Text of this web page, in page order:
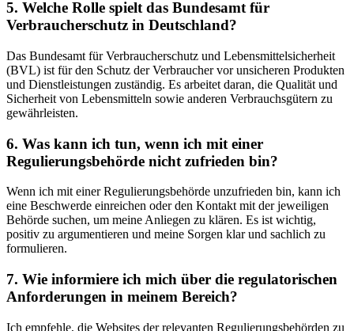
5. Welche Rolle spielt‌ das Bundesamt für
Verbraucherschutz in⁣ Deutschland?
Das Bundesamt für Verbraucherschutz und Lebensmittelsicherheit
(BVL) ist für⁤ den ‌Schutz ‍der Verbraucher vor ‌unsicheren⁤ Produkten‌
und ‍Dienstleistungen zuständig. Es arbeitet daran, die Qualität und
Sicherheit⁤ von⁤ Lebensmitteln sowie anderen Verbrauchsgütern zu
gewährleisten.
6. Was kann‌ ich tun, wenn​ ich‍ mit einer⁣
Regulierungsbehörde nicht ⁣zufrieden⁤ bin?
Wenn ich mit einer Regulierungsbehörde‍ unzufrieden bin, kann ⁢ich‌
eine Beschwerde einreichen oder‍ den Kontakt mit der jeweiligen
Behörde suchen, um meine Anliegen zu⁣ klären. Es ist⁢ wichtig,
positiv zu‍ argumentieren und meine Sorgen klar und sachlich zu
formulieren.
7. Wie informiere ich ​mich über die regulatorischen
Anforderungen⁣ in ⁤meinem Bereich?
Ich empfehle, die ⁤Websites der relevanten Regulierungsbehörden zu